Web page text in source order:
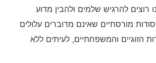
רוצים להרגיש שלמים ולהבין מדוע
מורסתיים שאינם מדוברים עלולים
הזוגיים והמשפחתיים, לעיתים ללא